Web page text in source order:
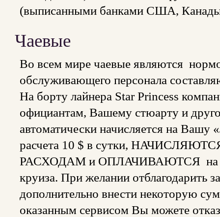
(выписанными банками США,
Чаевые
Во всем мире чаевые являются
обслуживающего персонала
На борту лайнера Star Princess
официантам, Вашему стюарту и
автоматически начисляется на
расчета 10 $ в сутки,
РАСХОДАМ и ОПЛАЧИВАЮТСЯ на
круиза. При желании отблагодарить
дополнительно внести некоторую
оказанным сервисом Вы можете